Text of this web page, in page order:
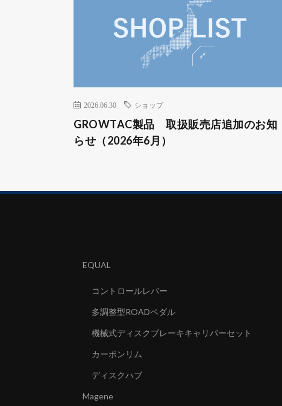
2026.06.30 ショップ
GROWTAC製品 取扱販売店追加のお知
らせ（2026年6月）
EQUAL
コントロールレバー
多調整型ROADペダル
機械式ディスクブレーキキャリパーセット
カーボンリム
ディスクハブ
Magene